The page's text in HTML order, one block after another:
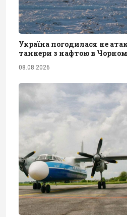
Україна погодилася не
танкери з нафтою в
08.08.2026